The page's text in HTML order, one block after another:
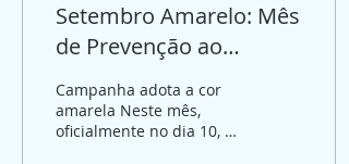
Setembro Amarelo: Mês
de Prevenção ao
Suicídio
Campanha adota a cor
amarela Neste mês,
oficialmente no dia 10, é